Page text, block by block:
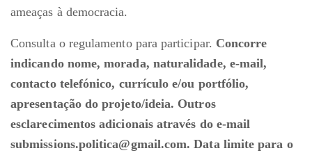
ameaças à democracia.
Consulta o regulamento para participar. Concorre
indicando nome, morada, naturalidade, e-mail,
contacto telefónico, currículo e/ou portfólio,
apresentação do projeto/ideia. Outros
esclarecimentos adicionais através do e-mail
submissions.politica@gmail.com. Data limite para o